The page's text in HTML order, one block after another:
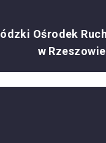
Ośrodek
w Rzeszowie